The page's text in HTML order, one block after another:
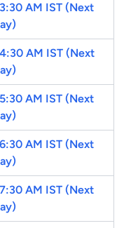
AM IST (Next
AM IST (Next
AM IST (Next
AM IST (Next
AM IST (Next